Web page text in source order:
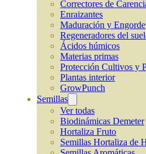
Correctores de
Enraizantes
Maduración y Engorde
Regeneradores del
Ácidos húmicos
Materias primas
Protección Cultivos y
Plantas interior
GrowPunch
Semillas
Ver todas
Biodinámicas Demeter
Hortaliza Fruto
Semillas Hortaliza de